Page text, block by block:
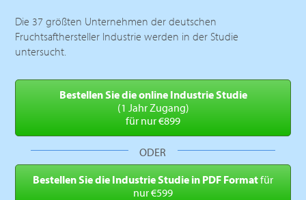
Die 37 größten Unternehmen der deutschen
Fruchtsafthersteller Industrie werden in der Studie
untersucht.
Bestellen Sie die online Industrie Studie
(1 Jahr Zugang)
für nur €899
ODER
Bestellen Sie die IndustrieStudie in PDF Formatfür
nur €599